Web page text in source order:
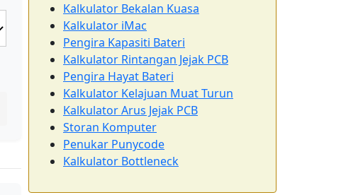
Kalkulator Bekalan Kuasa
Kalkulator iMac
Pengira Kapasiti Bateri
Kalkulator Rintangan Jejak PCB
Pengira Hayat Bateri
Kalkulator Kelajuan Muat Turun
Kalkulator Arus Jejak PCB
Storan Komputer
Penukar Punycode
Kalkulator Bottleneck